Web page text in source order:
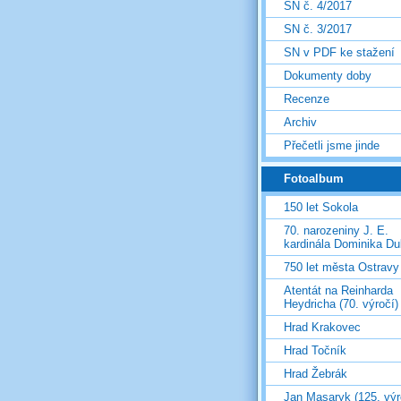
SN č. 4/2017
SN č. 3/2017
SN v PDF ke stažení
Dokumenty doby
Recenze
Archiv
Přečetli jsme jinde
Fotoalbum
150 let Sokola
70. narozeniny J. E.
kardinála Dominika
750 let města Ostravy
Atentát na Reinharda
Heydricha (70. výročí)
Hrad Krakovec
Hrad Točník
Hrad Žebrák
Jan Masaryk (125.